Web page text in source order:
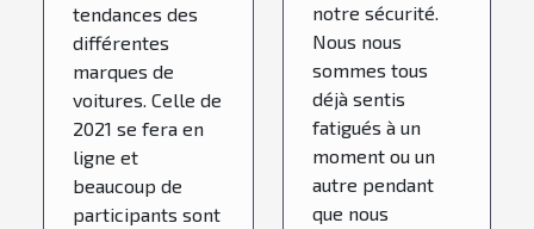
tendances des
différentes
marques de
voitures. Celle de
2021 se fera en
ligne et
beaucoup de
participants sont
notre sécurité.
Nous nous
sommes tous
déjà sentis
fatigués à un
moment ou un
autre pendant
que nous